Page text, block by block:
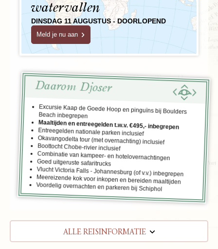
watervallen
DINSDAG 11 AUGUSTUS - DOORLOPEND
Meld je nu aan
Daarom Djoser
Excursie Kaap de Goede Hoop en pinguïns bij Boulders
Beach inbegrepen
Maaltijden en entreegelden t.w.v. €495,- inbegrepen
Entreegelden nationale parken inclusief
Okavangodelta tour (met overnachting) inclusief
Boottocht Chobe-rivier inclusief
Combinatie van kampeer- en hotelovernachtingen
Goed uitgeruste safaritrucks
Vlucht Victoria Falls - Johannesburg (of v.v.) inbegrepen
Meereizende kok voor inkopen en bereiden maaltijden
Voordelig overnachten en parkeren bij Schiphol
ALLE REISINFORMATIE